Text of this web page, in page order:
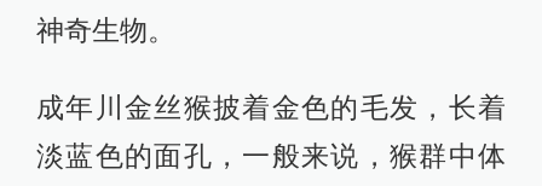
神奇生物。
成年川金丝猴披着金色的毛发，长着
淡蓝色的面孔，一般来说，猴群中体